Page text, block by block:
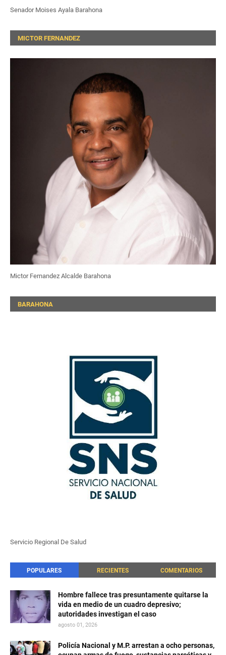
Senador Moises Ayala Barahona
MICTOR FERNANDEZ
Mictor Fernandez Alcalde Barahona
BARAHONA
Servicio Regional De Salud
POPULARES RECIENTES COMENTARIOS
Hombre fallece tras presuntamente quitarse la
vida en medio de un cuadro depresivo;
autoridades investigan el caso
agosto 01, 2026
Policía Nacional y M.P. arrestan a ocho personas,